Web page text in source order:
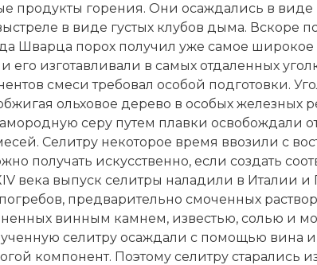
продукты горения. Они осаждались в виде
в виде густых клубов дыма. Вскоре
Шварца порох получил уже самое широкое
его изготавливали в самых отдаленных
смеси требовал особой подготовки.
ольховое дерево в особых железных
серу путем плавки освобождали
Селитру некоторое время ввозили с
получать искусственно, если создать
века выпуск селитры наладили в Италии и
предварительно смоченных
винным камнем, известью, солью и
селитру осаждали с помощью вина и
компонент. Поэтому селитру старались